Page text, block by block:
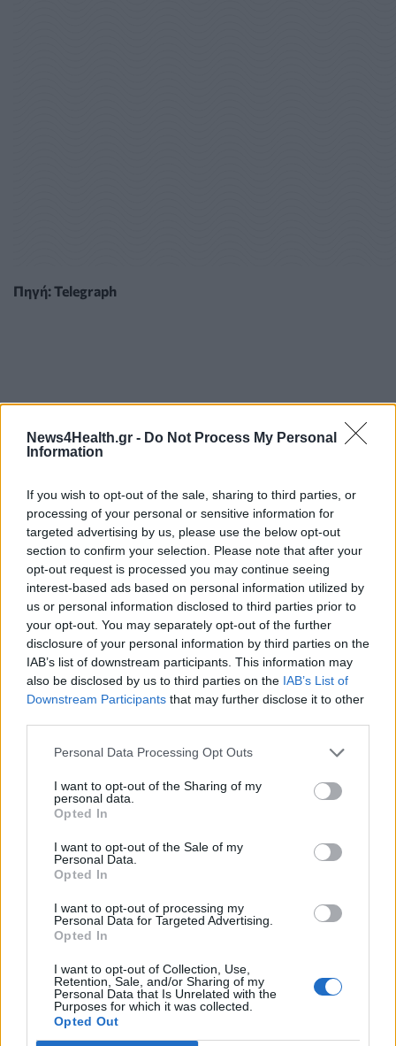
News4Health.gr - Do Not Process My Personal
Information
If you wish to opt-out of the sale, sharing to third parties, or
processing of your personal or sensitive information for
targeted advertising by us, please use the below opt-out
section to confirm your selection. Please note that after your
opt-out request is processed you may continue seeing
interest-based ads based on personal information utilized by
us or personal information disclosed to third parties prior to
your opt-out. You may separately opt-out of the further
disclosure of your personal information by third parties on the
IAB’s list of downstream participants. This information may
also be disclosed by us to third parties on the IAB’s List of
Downstream Participants that may further disclose it to other
Personal Data Processing Opt Outs
I want to opt-out of the Sharing of my
personal data.
Opted In
I want to opt-out of the Sale of my
Personal Data.
Opted In
I want to opt-out of processing my
Personal Data for Targeted Advertising.
Opted In
I want to opt-out of Collection, Use,
Retention, Sale, and/or Sharing of my
Personal Data that Is Unrelated with the
Purposes for which it was collected.
Opted Out
Πηγή: Telegraph
ΧΑΝΤΑΙΟΣ
ΕΛΒΕΤΙΑ ΣΠΕΡΜΑ ΑΝΔΡΑΣ